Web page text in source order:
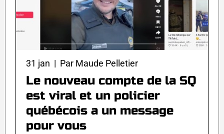
31 jan | Par Maude Pelletier
Le nouveau compte de la SQ
est viral et un policier
québécois a un message
pour vous